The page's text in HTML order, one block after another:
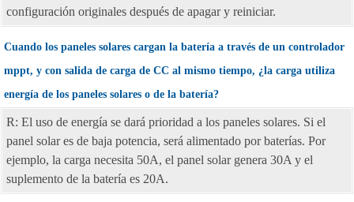
configuración originales después de apagar y reiniciar.
Cuando los paneles solares cargan la batería a través de un controlador
mppt, y con salida de carga de CC al mismo tiempo, ¿la carga utiliza
energía de los paneles solares o de la batería?
R: El uso de energía se dará prioridad a los paneles solares. Si el
panel solar es de baja potencia, será alimentado por baterías. Por
ejemplo, la carga necesita 50A, el panel solar genera 30A y el
suplemento de la batería es 20A.